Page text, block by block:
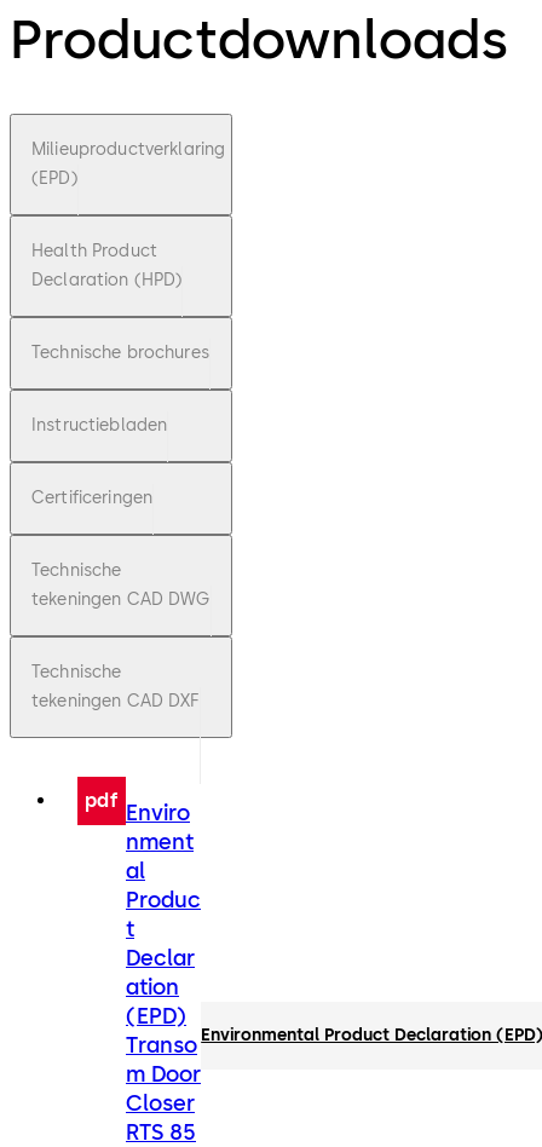
Productdownloads
Milieuproductverklaring
(EPD)
Health Product
Declaration (HPD)
Technische brochures
Instructiebladen
Certificeringen
Technische
tekeningen CAD DWG
Technische
tekeningen CAD DXF
pdf Enviro
nment
al
Produc
t
Declar
ation
(EPD)
Transo
m Door
Closer
RTS 85
Environmental Product Declaration